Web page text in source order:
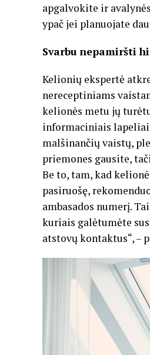
apgalvokite ir
ypač jei planuojate
Svarbu nepamiršti
Kelionių ekspertė
nereceptiniams
kelionės metu jų
informaciniais
malšinančių vaistų,
priemones gausite,
Be to, tam, kad
pasiruošę,
ambasados numerį.
kuriais galėtumėte
atstovų kontaktus“, –